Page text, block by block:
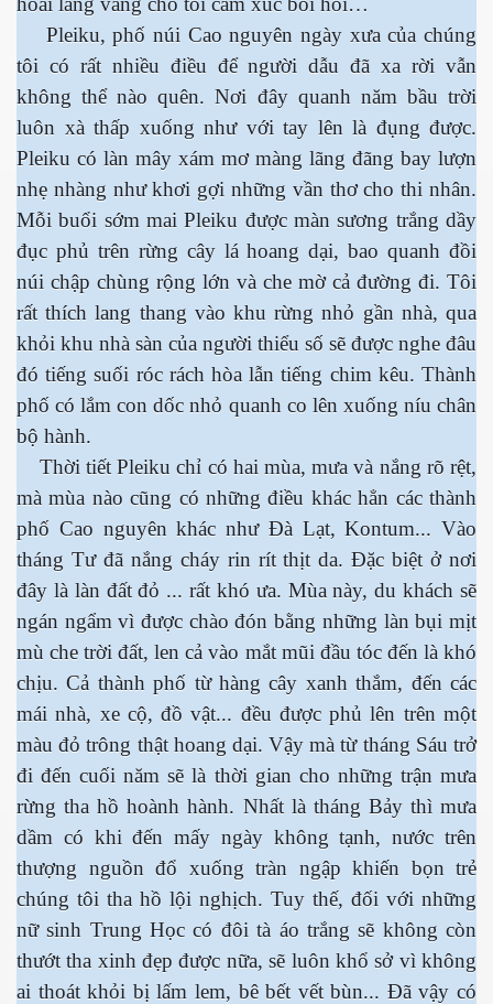
Pleiku, phố núi Cao nguyên ngày xưa của chúng
tôi có rất nhiều điều để người dẫu đã xa rời vẫn
không thể nào quên. Nơi đây quanh năm bầu trời
luôn xà thấp xuống như với tay lên là đụng được.
Pleiku có làn mây xám mơ màng lãng đãng bay lượn
nhẹ nhàng như khơi gợi những vần thơ cho thi nhân.
Mỗi buổi sớm mai Pleiku được màn sương trắng dầy
đục phủ trên rừng cây lá hoang dại, bao quanh đồi
núi chập chùng rộng lớn và che mờ cả đường đi. Tôi
rất thích lang thang vào khu rừng nhỏ gần nhà, qua
khỏi khu nhà sàn của người thiểu số sẽ được nghe đâu
đó tiếng suối róc rách hòa lẫn tiếng chim kêu. Thành
phố có lắm con dốc nhỏ quanh co lên xuống níu chân
bộ hành.
Thời tiết Pleiku chỉ có hai mùa, mưa và nắng rõ rệt,
mà mùa nào cũng có những điều khác hẳn các thành
phố Cao nguyên khác như Đà Lạt, Kontum... Vào
tháng Tư đã nắng cháy rin rít thịt da. Đặc biệt ở nơi
đây là làn đất đỏ ... rất khó ưa. Mùa này, du khách sẽ
ngán ngẩm vì được chào đón bằng những làn bụi mịt
mù che trời đất, len cả vào mắt mũi đầu tóc đến là khó
chịu. Cả thành phố từ hàng cây xanh thắm, đến các
mái nhà, xe cộ, đồ vật... đều được phủ lên trên một
màu đỏ trông thật hoang dại. Vậy mà từ tháng Sáu trở
đi đến cuối năm sẽ là thời gian cho những trận mưa
rừng tha hồ hoành hành. Nhất là tháng Bảy thì mưa
dầm có khi đến mấy ngày không tạnh, nước trên
thượng nguồn đổ xuống tràn ngập khiến bọn trẻ
chúng tôi tha hồ lội nghịch. Tuy thế, đối với những
nữ sinh Trung Học có đôi tà áo trắng sẽ không còn
thướt tha xinh đẹp được nữa, sẽ luôn khổ sở vì không
ai thoát khỏi bị lấm lem, bê bết vết bùn... Đã vậy có